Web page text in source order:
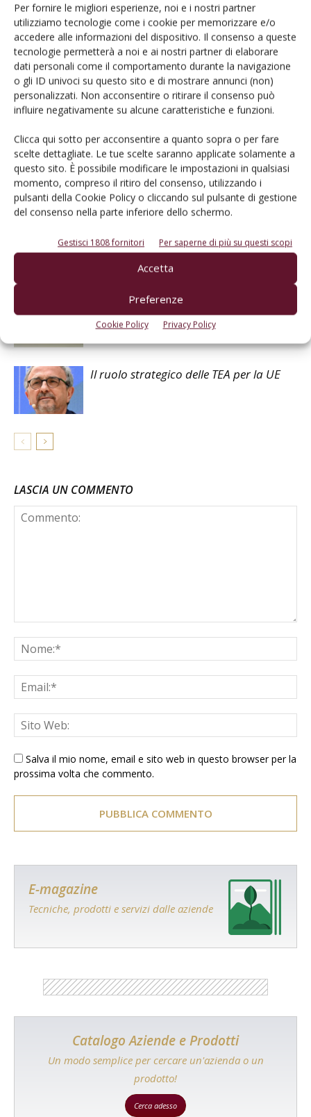
Per fornire le migliori esperienze, noi e i nostri partner
utilizziamo tecnologie come i cookie per memorizzare e/o
accedere alle informazioni del dispositivo. Il consenso a queste
tecnologie permetterà a noi e ai nostri partner di elaborare
dati personali come il comportamento durante la navigazione
o gli ID univoci su questo sito e di mostrare annunci (non)
personalizzati. Non acconsentire o ritirare il consenso può
influire negativamente su alcune caratteristiche e funzioni.
Clicca qui sotto per acconsentire a quanto sopra o per fare
scelte dettagliate. Le tue scelte saranno applicate solamente a
questo sito. È possibile modificare le impostazioni in qualsiasi
momento, compreso il ritiro del consenso, utilizzando i
pulsanti della Cookie Policy o cliccando sul pulsante di gestione
del consenso nella parte inferiore dello schermo.
Gestisci 1808 fornitori Per saperne di più su questi scopi
Accetta
Preferenze
Cookie Policy Privacy Policy
dall'alto sinistra: Lorenzo Tosi, Michele Morgante, Attilio Scienza, Mario Pezzotti
TAG Alleanza Cooperative Tea
vitigni editati
vitigni resistenti
Facebook Twitter
Articoli correlati
Ottimizzare i tempi di macerazione
nella vinificazione dei PIWI
UE e TEA: i commenti di Coldiretti e
FederBio
Il ruolo strategico delle TEA per la UE
LASCIA UN COMMENTO
Salva il mio nome, email e sito web in questo browser per la
prossima volta che commento.
E-magazine
Tecniche, prodotti e servizi dalle aziende
Catalogo Aziende e Prodotti
Un modo semplice per cercare un'azienda o un
prodotto!
Cerca adesso